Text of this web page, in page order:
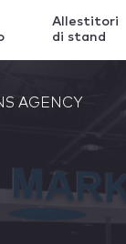
Allestitori
di stand
AGENCY